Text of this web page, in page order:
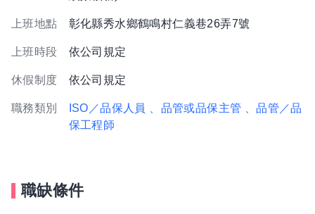
上班地點 彰化縣秀水鄉鶴鳴村仁義巷26弄7號
上班時段 依公司規定
休假制度 依公司規定
職務類別 ISO／品保人員 、品管或品保主管
、品管／品
保工程師
職缺條件